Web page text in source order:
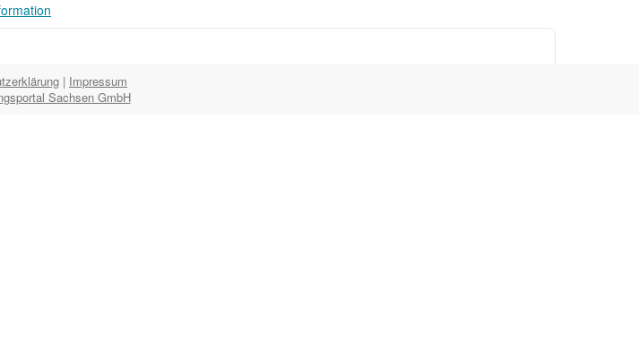
| Impressum
Sachsen GmbH